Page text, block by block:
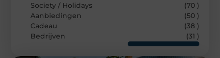
Society / Holidays
(70 )
Aanbiedingen
(50 )
Cadeau
(38 )
Bedrijven
(31 )